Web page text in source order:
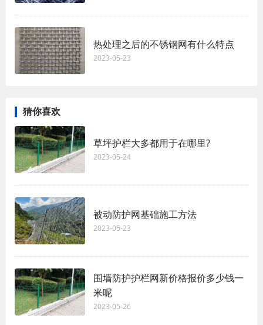
热处理之后的不锈钢网有什么特点
2023-05-23
猜你喜欢
草坪护栏大多都用于在哪里?
2023-05-24
被动防护网基础施工方法
2023-05-23
围墙防护护栏网新价格报价多少钱一
米呢
2023-05-26